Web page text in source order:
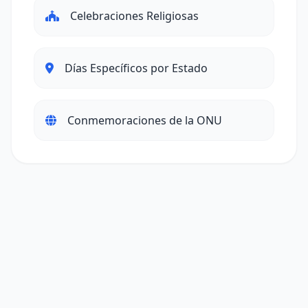
Celebraciones Religiosas
Días Específicos por Estado
Conmemoraciones de la ONU